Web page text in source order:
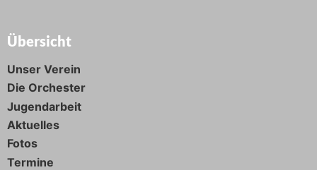
Übersicht
Unser Verein
Die Orchester
Jugendarbeit
Aktuelles
Fotos
Termine